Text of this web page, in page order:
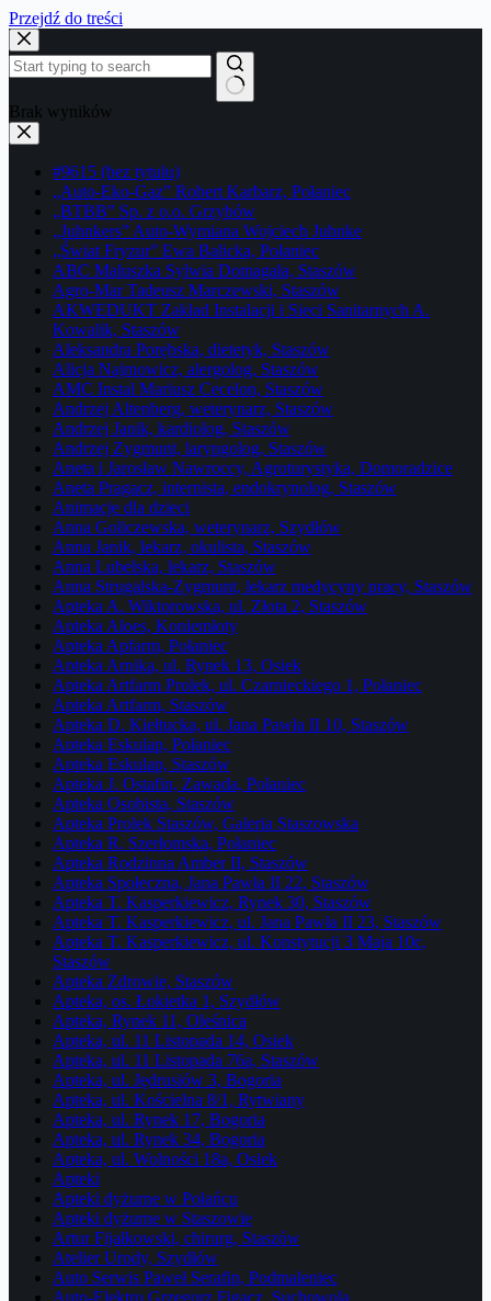
Przejdź do treści
Brak wyników
#9615 (bez tytułu)
„Auto-Eko-Gaz” Robert Karbarz, Połaniec
„BTBB” Sp. z o.o. Grzybów
„Juhnkers” Auto-Wymiana Wojciech Juhnke
„Świat Fryzur” Ewa Balicka, Połaniec
ABC Maluszka Sylwia Domagała, Staszów
Agro-Mar Tadeusz Marczewski, Staszów
AKWEDUKT Zakład Instalacji i Sieci Sanitarnych A.
Kowalik, Staszów
Aleksandra Porębska, dietetyk, Staszów
Alicja Najmowicz, alergolog, Staszów
AMC Instal Mariusz Cecelon, Staszów
Andrzej Altenberg, weterynarz, Staszów
Andrzej Janik, kardiolog, Staszów
Andrzej Zygmunt, laryngolog, Staszów
Aneta i Jarosław Nawroccy, Agroturystyka, Domoradzice
Aneta Pragacz, internista, endokrynolog, Staszów
Animacje dla dzieci
Anna Goliczewska, weterynarz, Szydłów
Anna Janik, lekarz, okulista, Staszów
Anna Lubelska, lekarz, Staszów
Anna Strugalska-Zygmunt, lekarz medycyny pracy, Staszów
Apteka A. Wiktorowska, ul. Złota 2, Staszów
Apteka Aloes, Koniemłoty
Apteka Apfarm, Połaniec
Apteka Arnika, ul. Rynek 13, Osiek
Apteka Artfarm Prolek, ul. Czarnieckiego 1, Połaniec
Apteka Artfarm, Staszów
Apteka D. Kiełtucka, ul. Jana Pawła II 10, Staszów
Apteka Eskulap, Połaniec
Apteka Eskulap, Staszów
Apteka J. Ostafin, Zawada, Połaniec
Apteka Osobista, Staszów
Apteka Prolek Staszów, Galeria Staszowska
Apteka R. Szerłomska, Połaniec
Apteka Rodzinna Amber II, Staszów
Apteka Społeczna, Jana Pawła II 22, Staszów
Apteka T. Kasperkiewicz, Rynek 30, Staszów
Apteka T. Kasperkiewicz, ul. Jana Pawła II 23, Staszów
Apteka T. Kasperkiewicz, ul. Konstytucji 3 Maja 10c,
Staszów
Apteka Zdrowie, Staszów
Apteka, os. Łokietka 1, Szydłów
Apteka, Rynek 11, Oleśnica
Apteka, ul. 11 Listopada 14, Osiek
Apteka, ul. 11 Listopada 76a, Staszów
Apteka, ul. Jędrusiów 3, Bogoria
Apteka, ul. Kościelna 8/1, Rytwiany
Apteka, ul. Rynek 17, Bogoria
Apteka, ul. Rynek 34, Bogoria
Apteka, ul. Wolności 18a, Osiek
Apteki
Apteki dyżurne w Połańcu
Apteki dyżurne w Staszowie
Artur Fijałkowski, chirurg, Staszów
Atelier Urody, Szydłów
Auto Serwis Paweł Serafin, Podmaleniec
Auto-Elektro Grzegorz Figacz, Suchowola